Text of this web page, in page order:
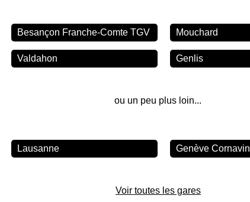
Besançon Franche-Comte TGV Mouchard
Valdahon Genlis
ou un peu plus loin...
Lausanne Genève Cornavin
Voir toutes les gares